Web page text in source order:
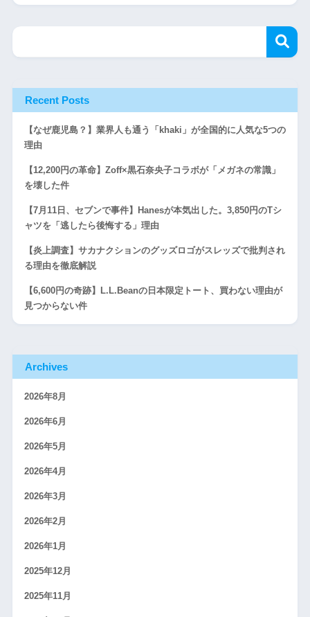
Recent Posts
【なぜ鹿児島？】業界人も通う「khaki」が全国的に人気な5つの
理由
【12,200円の革命】Zoff×黒石奈央子コラボが「メガネの常識」
を壊した件
【7月11日、セブンで事件】Hanesが本気出した。3,850円のTシ
ャツを「逃したら後悔する」理由
【炎上調査】サカナクションのグッズロゴがスレッズで批判され
る理由を徹底解説
【6,600円の奇跡】L.L.Beanの日本限定トート、買わない理由が
見つからない件
Archives
2026年8月
2026年6月
2026年5月
2026年4月
2026年3月
2026年2月
2026年1月
2025年12月
2025年11月